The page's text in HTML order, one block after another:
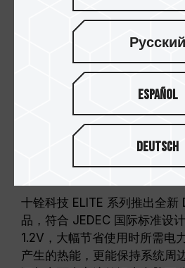
十铨科技 ELITE 系列推出全新
品，符合 JEDEC 国际标准设
1.2V，大幅节省使用时所需电
产生的热能，更能保持系统周
Русский
Español
Deutsch